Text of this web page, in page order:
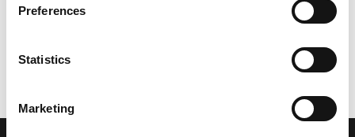
Preferences
Statistics
Marketing